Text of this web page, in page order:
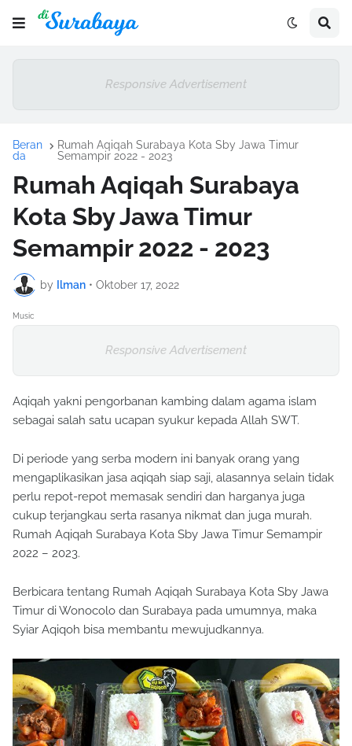
Responsive Advertisement
Beran
da
Rumah Aqiqah Surabaya Kota Sby Jawa Timur
Semampir 2022 - 2023
Rumah Aqiqah Surabaya
Kota Sby Jawa Timur
Semampir 2022 - 2023
by Ilman • Oktober 17, 2022
Music
Responsive Advertisement
Aqiqah yakni pengorbanan kambing dalam agama islam
sebagai salah satu ucapan syukur kepada Allah SWT.
Di periode yang serba modern ini banyak orang yang
mengaplikasikan jasa aqiqah siap saji, alasannya selain tidak
perlu repot-repot memasak sendiri dan harganya juga
cukup terjangkau serta rasanya nikmat dan juga murah.
Rumah Aqiqah Surabaya Kota Sby Jawa Timur Semampir
2022 – 2023.
Berbicara tentang Rumah Aqiqah Surabaya Kota Sby Jawa
Timur di Wonocolo dan Surabaya pada umumnya, maka
Syiar Aqiqoh bisa membantu mewujudkannya.